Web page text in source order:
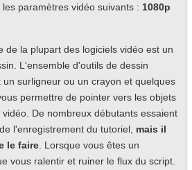
paramètres vidéo suivants : 1080p
de la plupart des logiciels vidéo est un
L'ensemble d'outils de dessin
surligneur ou un crayon et quelques
permettre de pointer vers les objets
De nombreux débutants essaient
l'enregistrement du tutoriel, mais il
le faire. Lorsque vous êtes un
vous ralentir et ruiner le flux du script.